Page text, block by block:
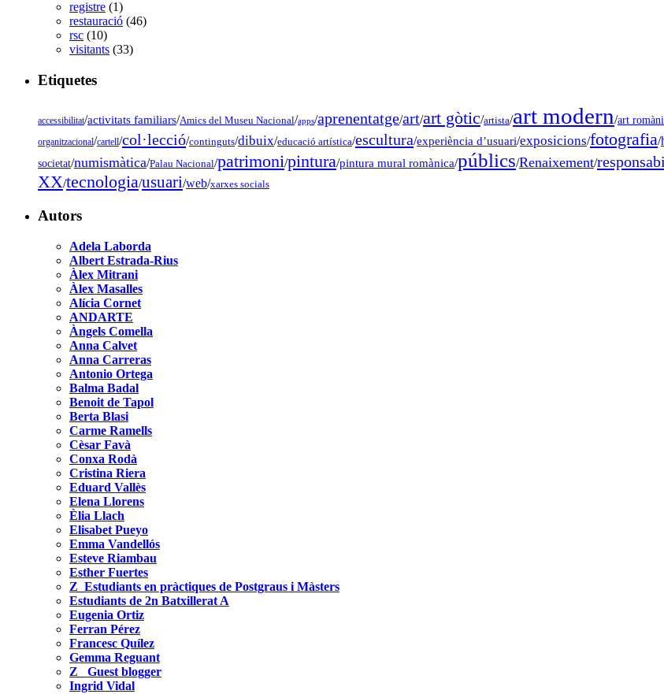
registre (1)
restauració (46)
rsc (10)
visitants (33)
Etiquetes
accessibilitat/activitats familiars/Amics del Museu Nacional/apps/aprenentatge/art/art gòtic/artista/art modern/art
organitzacional/cartell/col·lecció/continguts/dibuix/educació artística/escultura/experiència d’usuari/exposicions/fotografia/
societat/numismàtica/Palau Nacional/patrimoni/pintura/pintura mural romànica/públics/Renaixement/
XX/tecnologia/usuari/web/xarxes socials
Autors
Adela Laborda
Albert Estrada-Rius
Àlex Mitrani
Àlex Masalles
Alícia Cornet
ANDARTE
Àngels Comella
Anna Calvet
Anna Carreras
Antonio Ortega
Balma Badal
Benoit de Tapol
Berta Blasi
Carme Ramells
Cèsar Favà
Conxa Rodà
Cristina Riera
Eduard Vallès
Elena Llorens
Èlia Llach
Elisabet Pueyo
Emma Vandellós
Esteve Riambau
Esther Fuertes
Z_Estudiants en pràctiques de Postgraus i Màsters
Estudiants de 2n Batxillerat A
Eugenia Ortiz
Ferran Pérez
Francesc Quílez
Gemma Reguant
Z_ Guest blogger
Ingrid Vidal